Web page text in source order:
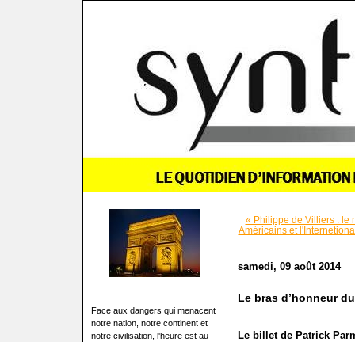
Face aux dangers qui menacent
notre nation, notre continent et
notre civilisation, l'heure est au
« Philippe de Villiers : le
Américains et
samedi, 09 août 2014
Le bras d’honneur
Le billet de Patrick